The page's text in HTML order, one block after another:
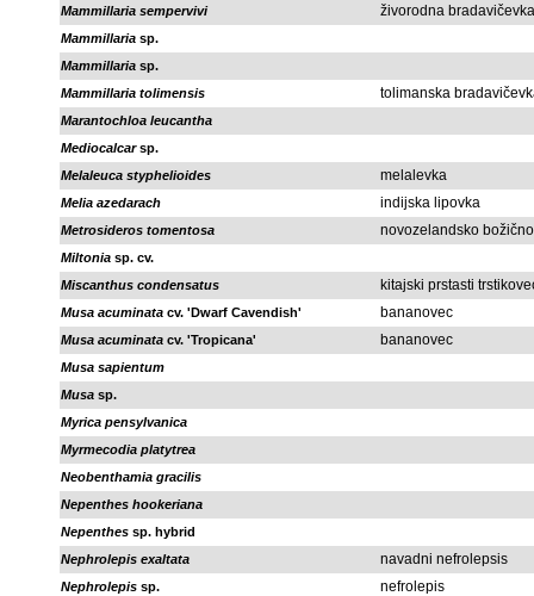
Mammillaria sempervivi živorodna bradavičevka
Mammillaria sp.
Mammillaria sp.
Mammillaria tolimensis
tolimanska
Marantochloa leucantha
Mediocalcarsp.
Melaleuca styphelioides
melalevka
Melia azedarach indijska lipovka
Metrosideros tomentosa novozelandsko
Miltonia sp. cv.
Miscanthus condensatus
kitajski prstasti
Musa acuminata cv. 'Dwarf Cavendish' bananovec
Musa acuminata cv. 'Tropicana' bananovec
Musa sapientum
Musa sp.
Myrica pensylvanica
Myrmecodia platytrea
Neobenthamia gracilis
Nepenthes hookeriana
Nepenthes sp. hybrid
Nephrolepis exaltata
navadni nefrolepsis
Nephrolepis sp. nefrolepis